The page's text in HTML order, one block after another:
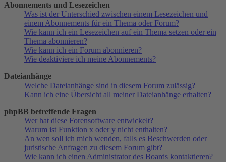
Abonnements und Lesezeichen
Was ist der Unterschied zwischen einem Lesezeichen und
einem Abonnements für ein Thema oder Forum?
Wie kann ich ein Lesezeichen auf ein Thema setzen oder ein
Thema abonnieren?
Wie kann ich ein Forum abonnieren?
Wie deaktiviere ich meine Abonnements?
Dateianhänge
Welche Dateianhänge sind in diesem Forum zulässig?
Kann ich eine Übersicht all meiner Dateianhänge erhalten?
phpBB betreffende Fragen
Wer hat diese Forensoftware entwickelt?
Warum ist Funktion x oder y nicht enthalten?
An wen soll ich mich wenden, falls es Beschwerden oder
juristische Anfragen zu diesem Forum gibt?
Wie kann ich einen Administrator des Boards kontaktieren?